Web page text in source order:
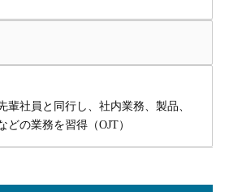
輩社員と同行し、社内業務、製品、
の業務を習得（OJT）